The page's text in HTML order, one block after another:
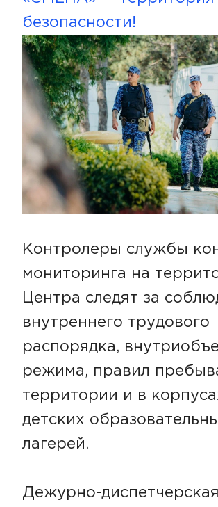
безопасности!
Контролеры службы
мониторинга на
Центра следят за
внутреннего трудового
распорядка,
режима, правил
территории и в
детских
лагерей.
Дежурно-